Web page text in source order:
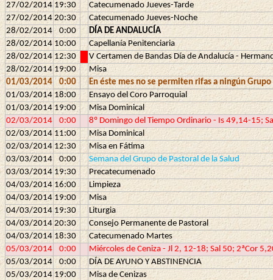
27/02/2014 19:30
Catecumenado Jueves-Tarde
27/02/2014 20:30
Catecumenado Jueves-Noche
28/02/2014
0:00
DÍA DE ANDALUCÍA
28/02/2014 10:00
Capellanía Penitenciaria
28/02/2014 12:30
V Certamen de Bandas Día de Andalucía -
28/02/2014 19:00
Misa
01/03/2014
0:00
En éste mes no se permiten rifas a ningún
01/03/2014 18:00
Ensayo del Coro Parroquial
01/03/2014 19:00
Misa Dominical
02/03/2014
0:00
8º Domingo del Tiempo Ordinario - Is 49,14-15;
02/03/2014 11:00
Misa Dominical
02/03/2014 12:30
Misa en Fátima
03/03/2014
0:00
Semana del Grupo de Pastoral de la Salud
03/03/2014 19:30
Precatecumenado
04/03/2014 16:00
Limpieza
04/03/2014 19:00
Misa
04/03/2014 19:30
Liturgia
04/03/2014 20:30
Consejo Permanente de Pastoral
04/03/2014 18:30
Catecumenado Martes
05/03/2014
0:00
Miércoles de Ceniza - Jl 2, 12-18; Sal 50; 2ªCor
05/03/2014
0:00
DÍA DE AYUNO Y ABSTINENCIA
05/03/2014 19:00
Misa de Cenizas